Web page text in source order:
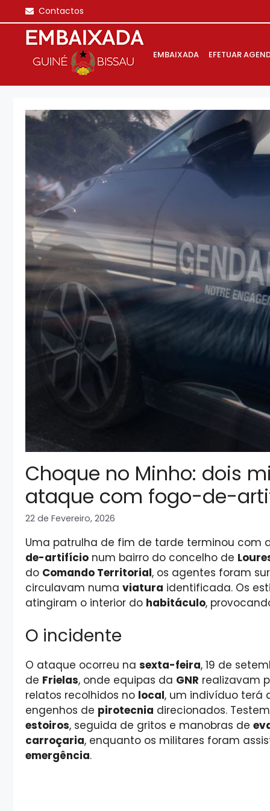
Saltar
para
Contactos
EMBAIXADA EFETUAR
Choque no Minho: dois
ataque com fogo-de-
22 de Fevereiro, 2026
Uma patrulha de fim de tarde terminou com
de-artifício num bairro do concelho de
do Comando Territorial, os agentes foram
circulavam numa viatura identificada. Os
atingiram o interior do habitáculo,
O incidente
O ataque ocorreu na sexta-feira, 19 de
de Frielas, onde equipas da GNR realizavam
relatos recolhidos no local, um indivíduo terá
engenhos de pirotecnia direcionados.
estoiros, seguida de gritos e manobras de
carroçaria, enquanto os militares foram
emergência.